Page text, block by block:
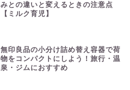
みとの違いと変えるときの注意点
【ミルク育児】
無印良品の小分け詰め替え容器で荷
物をコンパクトにしよう！旅行・温
泉・ジムにおすすめ